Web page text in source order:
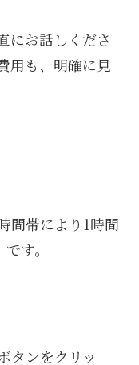
にお話しくださ
用も、明確に見
間帯により1時間
す。
タンをクリッ